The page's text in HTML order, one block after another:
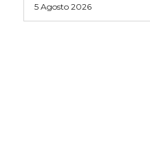
5 Agosto 2026